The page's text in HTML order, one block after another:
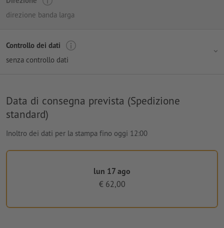
direzione banda larga
Controllo dei dati
senza controllo dati
Data di consegna prevista (Spedizione
standard)
Inoltro dei dati per la stampa fino oggi 12:00
lun 17 ago
€ 62,00